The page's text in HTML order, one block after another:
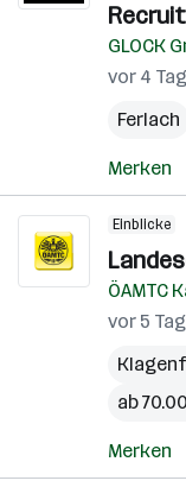
GLOCK
vor 4
Ferlach
Merken
Einblicke
ÖAMTC
vor 5
ab
Merken